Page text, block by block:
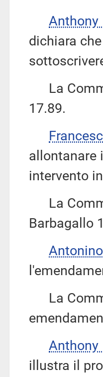
Anthony
dichiara
La
17.89.
allontanare
intervento
La
Barbagallo
La
Anthony
illustra il